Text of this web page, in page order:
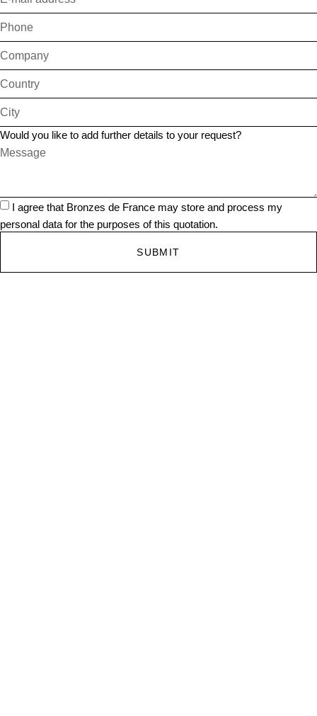
Would you like to add further details to your request?
I agree that Bronzes de France may store and process my
personal data for the purposes of this quotation.
SUBMIT